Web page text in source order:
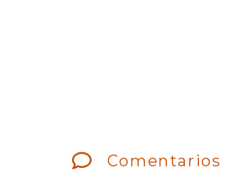
Comentarios